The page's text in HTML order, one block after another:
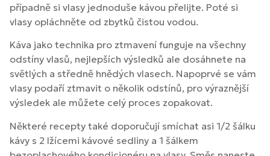
případně si vlasy jednoduše kávou přelijte. Poté si
vlasy opláchněte od zbytků čistou vodou.
Káva jako technika pro ztmavení funguje na všechny
odstíny vlasů, nejlepších výsledků ale dosáhnete na
světlých a středně hnědých vlasech. Napoprvé se vám
vlasy podaří ztmavit o několik odstínů, pro výraznější
výsledek ale můžete celý proces zopakovat.
Některé recepty také doporučují smíchat asi 1/2 šálku
kávy s 2 lžícemi kávové sedliny a 1 šálkem